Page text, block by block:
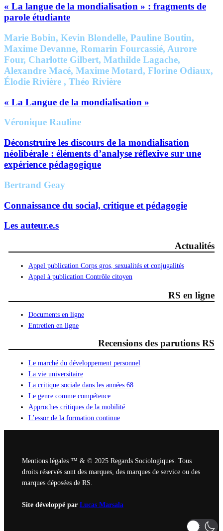
« La langue de la mondialisation » : fragments de
parole étudiante
Marie Bobin, Kevin Blondelle, Pauline Boutin,
Maxime Devanne, Romarin Fourcassié, Aurore
Four, Charlotte Gilbert, Mathilde Lagache,
Alexandre Macé, Maxime Motard, Florine Odiaux,
Élodie Rivière , Théo Rivière
« La Langue de la mondialisation »
Véronique Rauline
Déconstruire les discours de la mondialisation
néolibérale : éléments d’analyse réflexive sur une
expérience pédagogique
Bertrand Geay
Connaissance du social, critique et pédagogie
Les auteur.e.s
Actualités
Appel publication Corps gros, sexualités et conjugalités
Appel à publication Contrôle citoyen
RS en ligne
Documents en ligne
Entretien en ligne
Recensions des parutions RS
Le marché du développement personnel
La vie universitaire
La critique sociale dans les années 68
Le genre comme compétence
Approches critiques de la mobilité
L’essor de la formation continue
Mentions légales ™ & © 2025 Regards Sociologiques. Tous
droits réservés sont des marques, des marques de service ou des
marques déposées de RS.
Site développé par Lucas Marsala